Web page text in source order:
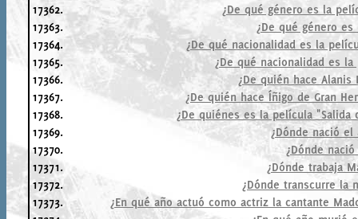
17362.
¿De qué género es la
17363.
¿De qué género
17364.
¿De qué nacionalidad es la
17365.
¿De qué nacionalidad es
17366.
¿De quién hace
17367.
¿De quién hace Íñigo de Gran
17368.
¿De quiénes es la película
17369.
¿Dónde nació el
17370.
¿Dónde
17371.
¿Dónde trabaja
17372.
¿Dónde transcurre la
17373.
¿En qué año actuó como actriz la cantante